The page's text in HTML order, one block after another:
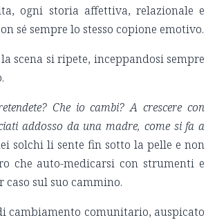
ogni storia affettiva, relazionale e
sé sempre lo stesso copione emotivo.
scena si ripete, inceppandosi sempre
Che io cambi? A crescere con
addosso da una madre, come si fa a
solchi li sente fin sotto la pelle e non
che auto-medicarsi con strumenti e
sul suo cammino.
cambiamento comunitario, auspicato